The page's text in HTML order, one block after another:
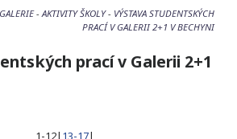
-AKTIVITY ŠKOLY- VÝSTAVA STUDENTSKÝCH
PRACÍ V GALERII 2+1 V BECHYNI
prací v Galerii 2+1
1-12| 13-17|